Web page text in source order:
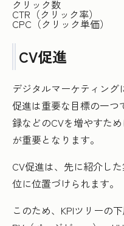
クリック数
CTR（クリック率）
CPC（クリック単価）
CV促進
デジタルマーケティング
促進は重要な目標の一
録などのCVを増やすた
が重要となります。
CV促進は、先に紹介し
位に位置づけられます。
このため、KPIツリーの